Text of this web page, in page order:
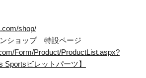
shop/
ンショップ 特設ページ
Form/Product/ProductList.aspx?
ビレットパーツ】